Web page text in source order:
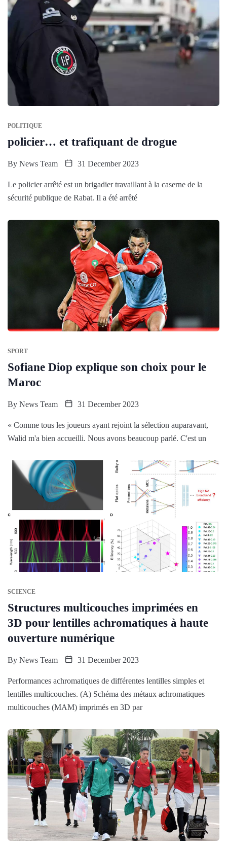
POLITIQUE
policier… et trafiquant de drogue
By News Team 31 December 2023
Le policier arrêté est un brigadier travaillant à la caserne de la
sécurité publique de Rabat. Il a été arrêté
SPORT
Sofiane Diop explique son choix pour le
Maroc
By News Team 31 December 2023
« Comme tous les joueurs ayant rejoint la sélection auparavant,
Walid m'a bien accueilli. Nous avons beaucoup parlé. C'est un
SCIENCE
Structures multicouches imprimées en
3D pour lentilles achromatiques à haute
ouverture numérique
By News Team 31 December 2023
Performances achromatiques de différentes lentilles simples et
lentilles multicouches. (A) Schéma des métaux achromatiques
multicouches (MAM) imprimés en 3D par